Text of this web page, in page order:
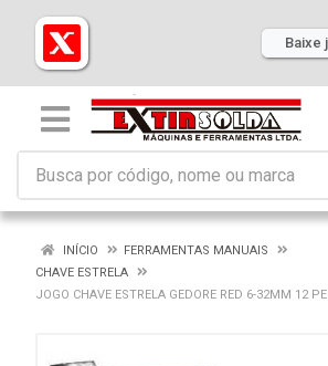
Baixe
INÍCIO
FERRAMENTAS MANUAIS
CHAVE ESTRELA
JOGO CHAVE ESTRELA GEDORE RED 6-32MM 12